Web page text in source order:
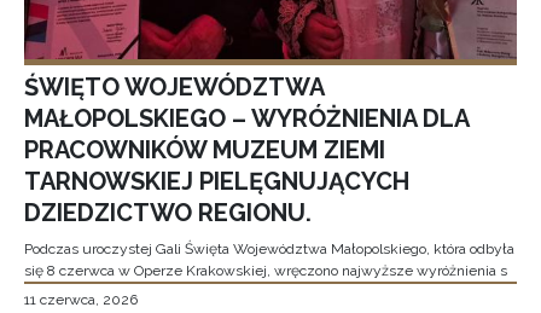
ŚWIĘTO WOJEWÓDZTWA
MAŁOPOLSKIEGO – WYRÓŻNIENIA DLA
PRACOWNIKÓW MUZEUM ZIEMI
TARNOWSKIEJ PIELĘGNUJĄCYCH
DZIEDZICTWO REGIONU.
Podczas uroczystej Gali Święta Województwa Małopolskiego, która odbyła
się 8 czerwca w Operze Krakowskiej, wręczono najwyższe wyróżnienia s
11 czerwca, 2026